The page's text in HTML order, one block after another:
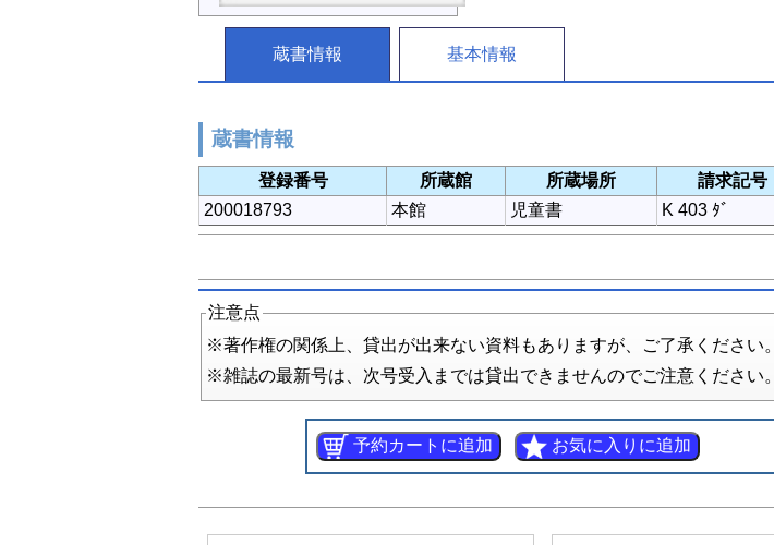
蔵書情報 基本情報
蔵書情報
登録番号 所蔵館 所蔵場所 請求記号
200018793
本館 児童書 K 403 ﾀﾞ
注意点
※著作権の関係上、貸出が出来ない資料もありますが、ご了承ください。
※雑誌の最新号は、次号受入までは貸出できませんのでご注意ください。